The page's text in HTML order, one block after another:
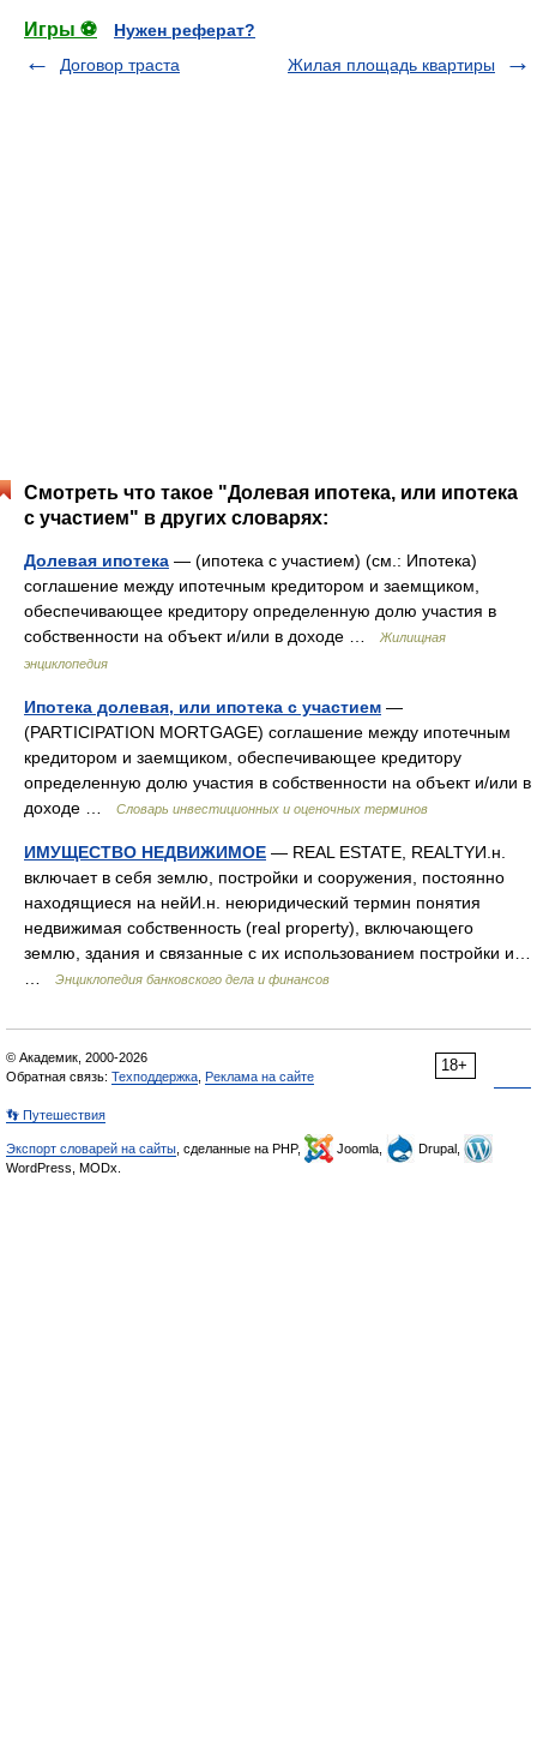
Игры ⚽
Нужен реферат?
Договор траста
Жилая площадь квартиры
Смотреть что такое "Долевая ипотека, или ипотека
с участием" в других словарях:
Долевая ипотека — (ипотека с участием) (см.: Ипотека)
соглашение между ипотечным кредитором и заемщиком,
обеспечивающее кредитору определенную долю участия в
собственности на объект и/или в доходе …
Жилищная
энциклопедия
Ипотека долевая, или ипотека с участием —
(PARTICIPATION MORTGAGE) соглашение между ипотечным
кредитором и заемщиком, обеспечивающее кредитору
определенную долю участия в собственности на объект и/или в
доходе …
Словарь инвестиционных и оценочных терминов
ИМУЩЕСТВО НЕДВИЖИМОЕ — REAL ESTATE, REALTYИ.н.
включает в себя землю, постройки и сооружения, постоянно
находящиеся на нейИ.н. неюридический термин понятия
недвижимая собственность (real property), включающего
землю, здания и связанные с их использованием постройки и…
Энциклопедия банковского дела и финансов
18+
© Академик, 2000-2026
Обратная связь: Техподдержка Реклама на сайте
👣 Путешествия
Экспорт словарей на сайты , сделанные на PHP, Joomla,
Drupal,
WordPress, MODx.